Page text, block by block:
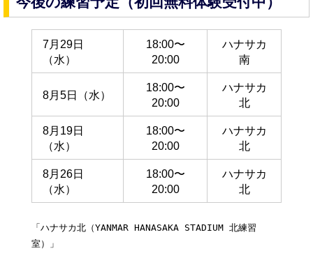
7月29日
（水）
18:00〜
20:00
ハナサカ
南
8月5日（水）
18:00〜
20:00
ハナサカ
北
8月19日
（水）
18:00〜
20:00
ハナサカ
北
8月26日
（水）
18:00〜
20:00
ハナサカ
北
「ハナサカ北（YANMAR HANASAKA STADIUM 北練習
室）」